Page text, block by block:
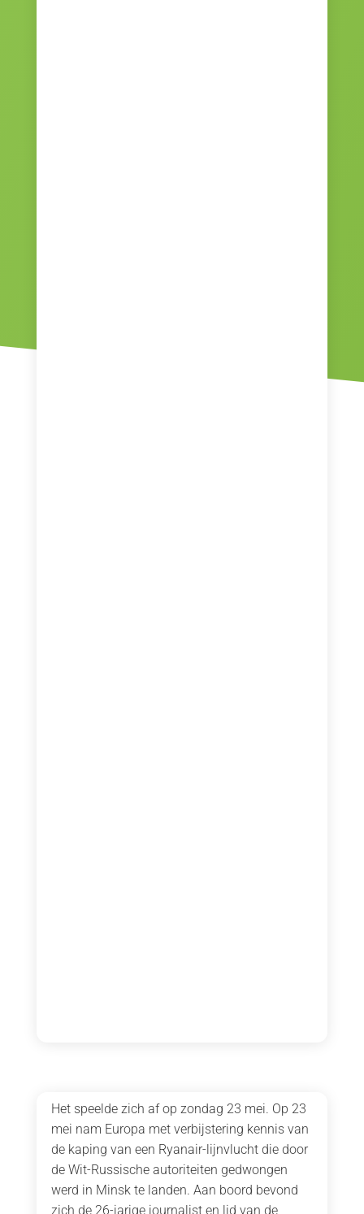
Het speelde zich af op zondag 23 mei. Op 23
mei nam Europa met verbijstering kennis van
de kaping van een Ryanair-lijnvlucht die door
de Wit-Russische autoriteiten gedwongen
werd in Minsk te landen. Aan boord bevond
zich de 26-jarige journalist en lid van de